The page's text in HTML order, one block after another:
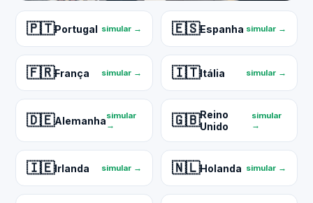
🇵🇹Portugal simular → 🇪🇸Espanha simular →
🇫🇷França simular → 🇮🇹Itália simular →
🇩🇪Alemanhasimular
→
🇬🇧Reino
Unido
simular
→
🇮🇪Irlanda simular → 🇳🇱Holanda simular →